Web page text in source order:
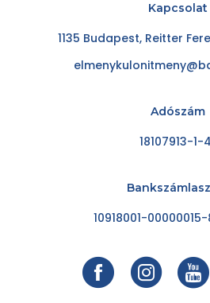
Kapcsolat
1135 Budapest, Reitter
Adószám
18107913-1-
10918001-